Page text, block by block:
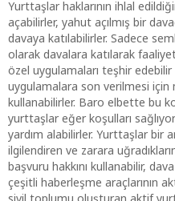
Yurttaşlar haklarının ihlal
açabilirler, yahut açılmış bir
davaya katılabilirler. Sadece
olarak davalara katılarak
özel uygulamaları teşhir
uygulamalara son verilmesi için
kullanabilirler. Baro elbette bu
yurttaşlar eğer koşulları
yardım alabilirler. Yurttaşlar bir
ilgilendiren ve zarara
başvuru hakkını kullanabilir,
çeşitli haberleşme araçlarının